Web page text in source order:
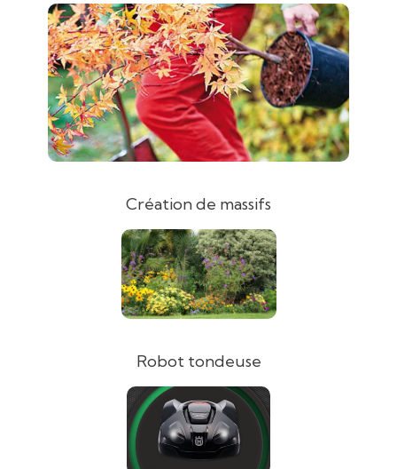
Création de massifs
Robot tondeuse